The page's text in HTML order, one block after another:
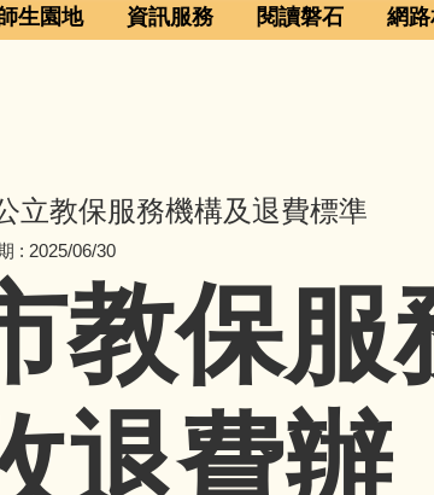
生園地 資訊服務 閱讀磐石 網
立教保服務機構及退費標準
: 2025/06/30
教保服
退費辦